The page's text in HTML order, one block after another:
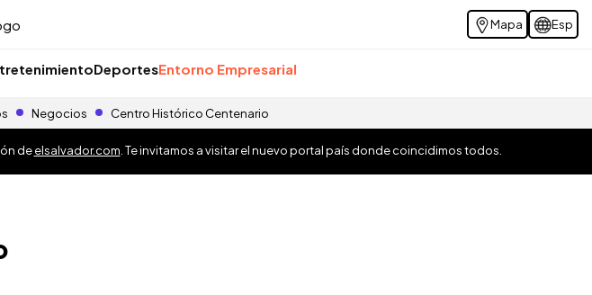
Mapa Esp
DeportesEntorno Empresarial
Negocios Centro Histórico Centenario
deelsalvador.com . Te invitamos a visitar el nuevo portal país donde coincidimos todos.